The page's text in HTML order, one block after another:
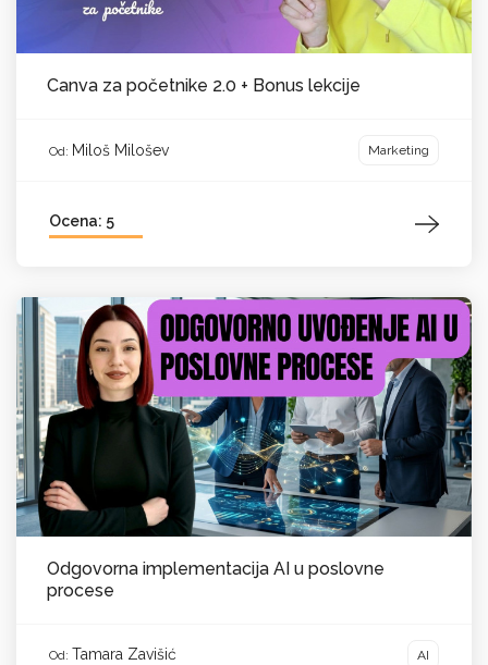
Canva za početnike 2.0 + Bonus lekcije
Od: Miloš Milošev Marketing
Ocena: 5
Odgovorna implementacija AI u poslovne
procese
Od: Tamara Zavišić AI